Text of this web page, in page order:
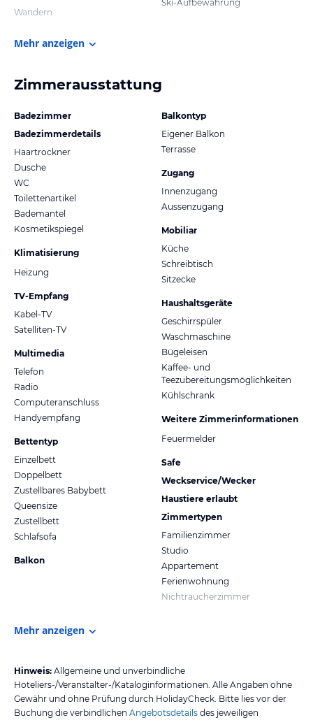
Wandern
Ski-Aufbewahrung
Mehr anzeigen
Zimmerausstattung
Badezimmer
Badezimmerdetails
Haartrockner
Dusche
WC
Toilettenartikel
Bademantel
Kosmetikspiegel
Klimatisierung
Heizung
TV-Empfang
Kabel-TV
Satelliten-TV
Multimedia
Telefon
Radio
Computeranschluss
Handyempfang
Bettentyp
Einzelbett
Doppelbett
Zustellbares Babybett
Queensize
Zustellbett
Schlafsofa
Balkon
Balkontyp
Eigener Balkon
Terrasse
Zugang
Innenzugang
Aussenzugang
Mobiliar
Küche
Schreibtisch
Sitzecke
Haushaltsgeräte
Geschirrspüler
Waschmaschine
Bügeleisen
Kaffee- und
Teezubereitungsmöglichkeiten
Kühlschrank
Weitere Zimmerinformationen
Feuermelder
Safe
Weckservice/Wecker
Haustiere erlaubt
Zimmertypen
Familienzimmer
Studio
Appartement
Ferienwohnung
Nichtraucherzimmer
Mehr anzeigen
Hinweis: Allgemeine und unverbindliche
Hoteliers-/Veranstalter-/Kataloginformationen. Alle Angaben ohne
Gewähr und ohne Prüfung durch HolidayCheck. Bitte lies vor der
Buchung die verbindlichen Angebotsdetails des jeweiligen